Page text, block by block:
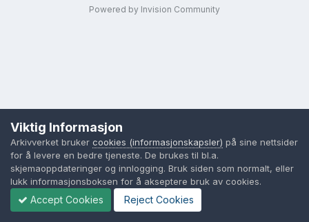
Powered by Invision Community
Viktig Informasjon
Arkivverket bruker cookies (informasjonskapsler) på sine nettsider
for å levere en bedre tjeneste. De brukes til bl.a.
skjemaoppdateringer og innlogging. Bruk siden som normalt, eller
lukk informasjonsboksen for å akseptere bruk av cookies.
Accept Cookies Reject Cookies